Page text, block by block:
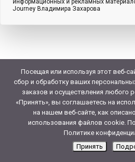
информационных и рекламных
Journey Владимира Захарова
Посещая или используя этот веб-
сбор и обработку ваших
заказов и осуществления любого
«Принять», вы соглашаетесь на
на нашем веб-сайте, как
использования файлов cookie.
Политике
Принять